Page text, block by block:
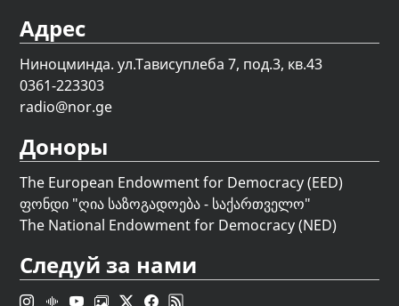
Адрес
Ниноцминда. ул.Тависуплеба 7, под.3, кв.43
0361-223303
radio@nor.ge
Доноры
The European Endowment for Democracy (EED)
ფონდი "ღია საზოგადოება - საქართველო"
The National Endowment for Democracy (NED)
Следуй за нами